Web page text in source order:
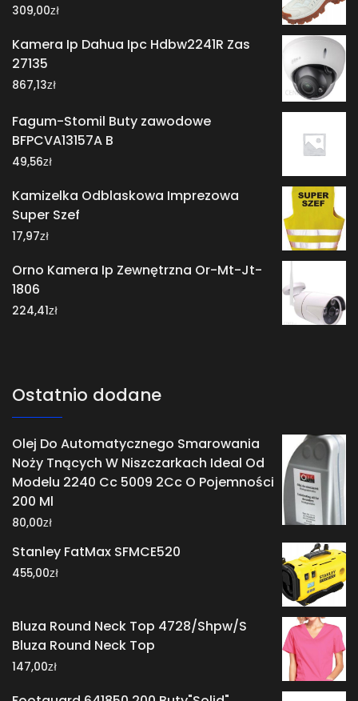
309,00zł
Kamera Ip Dahua Ipc Hdbw2241R Zas
27135
867,13zł
Fagum-Stomil Buty zawodowe
BFPCVA13157A B
49,56zł
Kamizelka Odblaskowa Imprezowa
Super Szef
17,97zł
Orno Kamera Ip Zewnętrzna Or-Mt-Jt-
1806
224,41zł
Ostatnio dodane
Olej Do Automatycznego Smarowania
Noży Tnących W Niszczarkach Ideal Od
Modelu 2240 Cc 5009 2Cc O Pojemności
200 Ml
80,00zł
Stanley FatMax SFMCE520
455,00zł
Bluza Round Neck Top 4728/Shpw/S
Bluza Round Neck Top
147,00zł